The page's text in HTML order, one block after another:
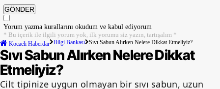
GÖNDER
Yorum yazma kurallarını okudum ve kabul ediyorum
* Bu içerik ile ilgili yorum yok, ilk yorumu siz yazın, tartışalım *
Kocaeli Haberdar Bilgi Bankası Sıvı Sabun Alırken Nelere Dikkat Etmeliyiz?
Sıvı Sabun Alırken Nelere Dikkat
Etmeliyiz?
Cilt tipinize uygun olmayan bir sıvı sabun, uzun